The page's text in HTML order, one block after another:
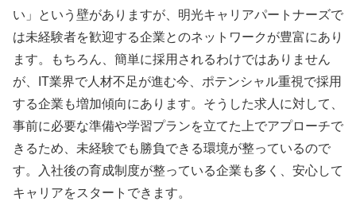
い」という壁がありますが、明光キャリアパートナーズで
は未経験者を歓迎する企業とのネットワークが豊富にあり
ます。もちろん、簡単に採用されるわけではありません
が、IT業界で人材不足が進む今、ポテンシャル重視で採用
する企業も増加傾向にあります。そうした求人に対して、
事前に必要な準備や学習プランを立てた上でアプローチで
きるため、未経験でも勝負できる環境が整っているので
す。入社後の育成制度が整っている企業も多く、安心して
キャリアをスタートできます。